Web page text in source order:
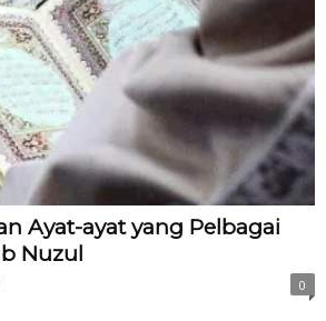
Ayat-ayat yang Pelbagai
Nuzul
0